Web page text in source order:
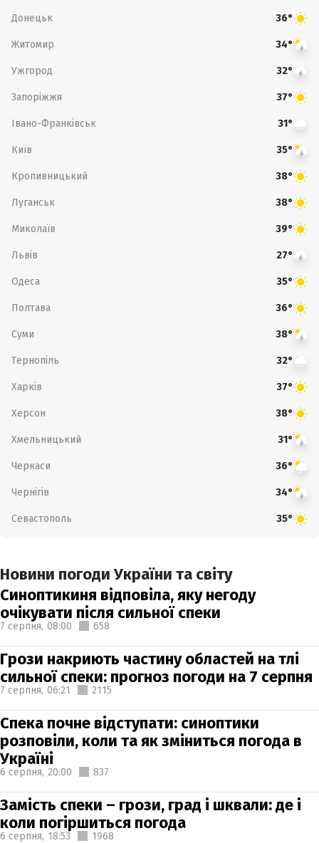
Донецьк 36°
Житомир 34°
Ужгород 32°
Запоріжжя 37°
Івано-Франківськ 31°
Київ 35°
Кропивницький 38°
Луганськ 38°
Миколаїв 39°
Львів 27°
Одеса 35°
Полтава 36°
Суми 38°
Тернопіль 32°
Харків 37°
Херсон 38°
Хмельницький 31°
Черкаси 36°
Чернігів 34°
Севастополь 35°
Новини погоди України та світу
Синоптикиня відповіла, яку негоду
очікувати після сильної спеки
7 серпня, 08:00 658
Грози накриють частину областей на тлі
сильної спеки: прогноз погоди на 7 серпня
7 серпня, 06:21 2115
Спека почне відступати: синоптики
розповіли, коли та як зміниться погода в
Україні
6 серпня, 20:00 837
Замість спеки – грози, град і шквали: де і
коли погіршиться погода
6 серпня, 18:53 1968